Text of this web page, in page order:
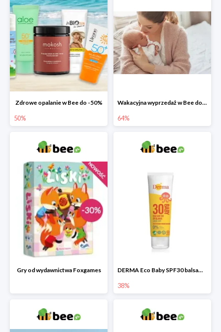
Zdrowe opalanie w Bee do -50%
50%
Wakacyjna wyprzedaż w Bee do -64%
64%
Gry od wydawnictwa Foxgames DERMA Eco Baby SPF30 balsam przeciwsłoneczny dla dzieci
38%